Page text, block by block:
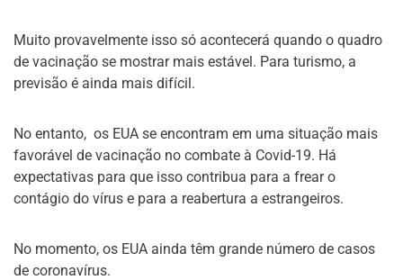
Muito provavelmente isso só acontecerá quando o quadro
de vacinação se mostrar mais estável. Para turismo, a
previsão é ainda mais difícil.
No entanto, os EUA se encontram em uma situação mais
favorável de vacinação no combate à Covid-19. Há
expectativas para que isso contribua para a frear o
contágio do vírus e para a reabertura a estrangeiros.
No momento, os EUA ainda têm grande número de casos
de coronavírus.